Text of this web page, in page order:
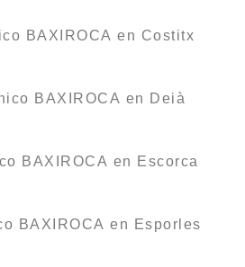
BAXIROCA en Costitx
BAXIROCA en Deià
BAXIROCA en Escorca
BAXIROCA en Esporles